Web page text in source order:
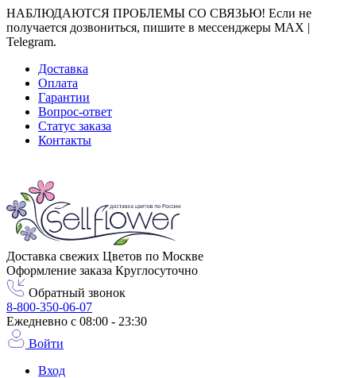
НАБЛЮДАЮТСЯ ПРОБЛЕМЫ СО СВЯЗЬЮ! Если не
получается дозвониться, пишите в мессенджеры MAX |
Telegram.
Доставка
Оплата
Гарантии
Вопрос-ответ
Статус заказа
Контакты
Доставка свежих Цветов по Москве
Оформление заказа Круглосуточно
Обратный звонок
8-800-350-06-07
Ежедневно с 08:00 - 23:30
Войти
Вход